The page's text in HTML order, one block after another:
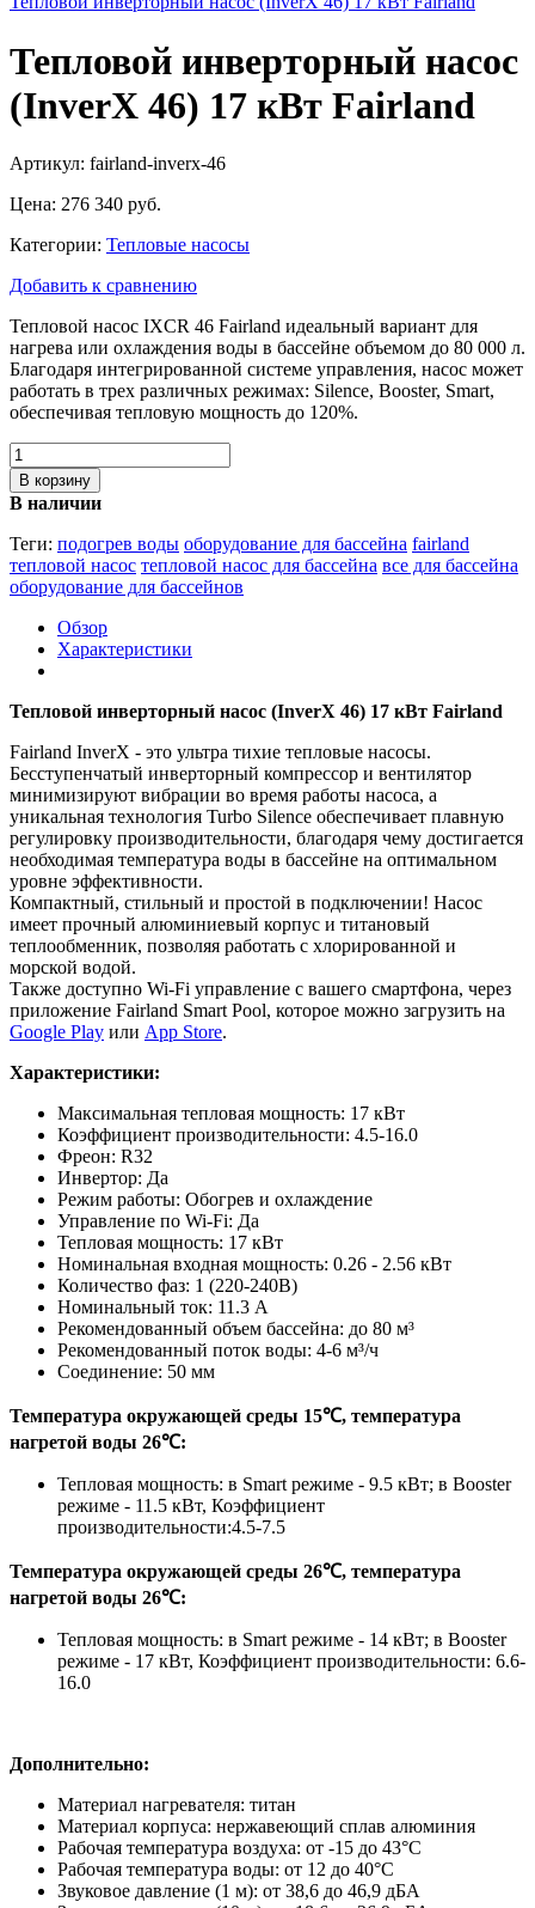
Тепловой инверторный насос
(InverX 46) 17 кВт Fairland
Артикул: fairland-inverx-46
Цена: 276 340 руб.
Категории: Тепловые насосы
Добавить к сравнению
Тепловой насос IXCR 46 Fairland идеальный вариант для
нагрева или охлаждения воды в бассейне объемом до 80 000 л.
Благодаря интегрированной системе управления, насос может
работать в трех различных режимах: Silence, Booster, Smart,
обеспечивая тепловую мощность до 120%.
В корзину
В наличии
Теги: подогрев воды оборудование для бассейна fairland
тепловой насос тепловой насос для бассейна все для бассейна
оборудование для бассейнов
Обзор
Характеристики
Тепловой инверторный насос (InverX 46) 17 кВт Fairland
Fairland InverX - это ультра тихие тепловые насосы.
Бесступенчатый инверторный компрессор и вентилятор
минимизируют вибрации во время работы насоса, а
уникальная технология Turbo Silence обеспечивает плавную
регулировку производительности, благодаря чему достигается
необходимая температура воды в бассейне на оптимальном
уровне эффективности.
Компактный, стильный и простой в подключении! Насос
имеет прочный алюминиевый корпус и титановый
теплообменник, позволяя работать с хлорированной и
морской водой.
Также доступно Wi-Fi управление с вашего смартфона, через
приложение Fairland Smart Pool, которое можно загрузить на
Google Play или App Store.
Характеристики:
Максимальная тепловая мощность: 17 кВт
Коэффициент производительности: 4.5-16.0
Фреон: R32
Инвертор: Да
Режим работы: Обогрев и охлаждение
Управление по Wi-Fi: Да
Тепловая мощность: 17 кВт
Номинальная входная мощность: 0.26 - 2.56 кВт
Количество фаз: 1 (220-240В)
Номинальный ток: 11.3 А
Рекомендованный объем бассейна: до 80 м³
Рекомендованный поток воды: 4-6 м³/ч
Соединение: 50 мм
Температура окружающей среды 15℃, температура
нагретой воды 26℃:
Тепловая мощность: в Smart режиме - 9.5 кВт; в Booster
режиме - 11.5 кВт, Коэффициент
производительности:4.5-7.5
Температура окружающей среды 26℃, температура
нагретой воды 26℃:
Тепловая мощность: в Smart режиме - 14 кВт; в Booster
режиме - 17 кВт, Коэффициент производительности: 6.6-
16.0
Дополнительно:
Материал нагревателя: титан
Материал корпуса: нержавеющий сплав алюминия
Рабочая температура воздуха: от -15 до 43°C
Рабочая температура воды: от 12 до 40°C
Звуковое давление (1 м): от 38,6 до 46,9 дБА